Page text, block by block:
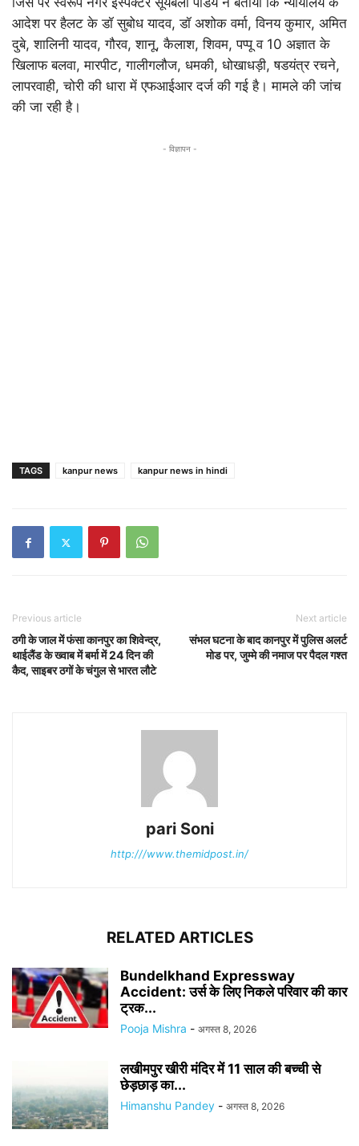
आदेश पर हैलट के डॉ सुबोध यादव, डॉ अशोक वर्मा, विनय कुमार, अमित
दुबे, शालिनी यादव, गौरव, शानू, कैलाश, शिवम, पप्पू व 10 अज्ञात के
खिलाफ बलवा, मारपीट, गालीगलौज, धमकी, धोखाधड़ी, षडयंत्र रचने,
लापरवाही, चोरी की धारा में एफआईआर दर्ज की गई है। मामले की जांच
की जा रही है।
- विज्ञापन -
TAGS kanpur news kanpur news in hindi
Previous article
ठगी के जाल में फंसा कानपुर का शिवेन्द्र,
थाईलैंड के ख्वाब में बर्मा में 24 दिन की
कैद, साइबर ठगों के चंगुल से भारत लौटे
Next article
संभल घटना के बाद कानपुर में पुलिस अलर्ट
मोड पर, जुम्मे की नमाज पर पैदल गश्त
pari Soni
http:///www.themidpost.in/
RELATED ARTICLES
Bundelkhand Expressway
Accident: उर्स के लिए निकले परिवार की कार
ट्रक...
Pooja Mishra - अगस्त 8, 2026
लखीमपुर खीरी मंदिर में 11 साल की बच्ची से
छेड़छाड़ का...
Himanshu Pandey - अगस्त 8, 2026